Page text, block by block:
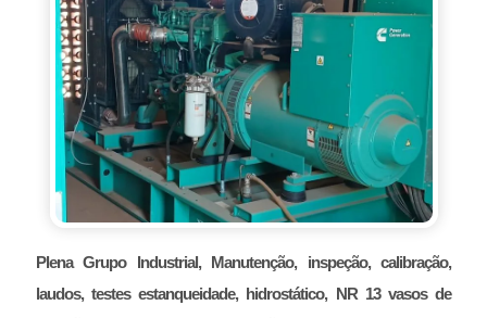
Plena Grupo Industrial, Manutenção, inspeção, calibração,
laudos, testes estanqueidade, hidrostático, NR 13 vasos de